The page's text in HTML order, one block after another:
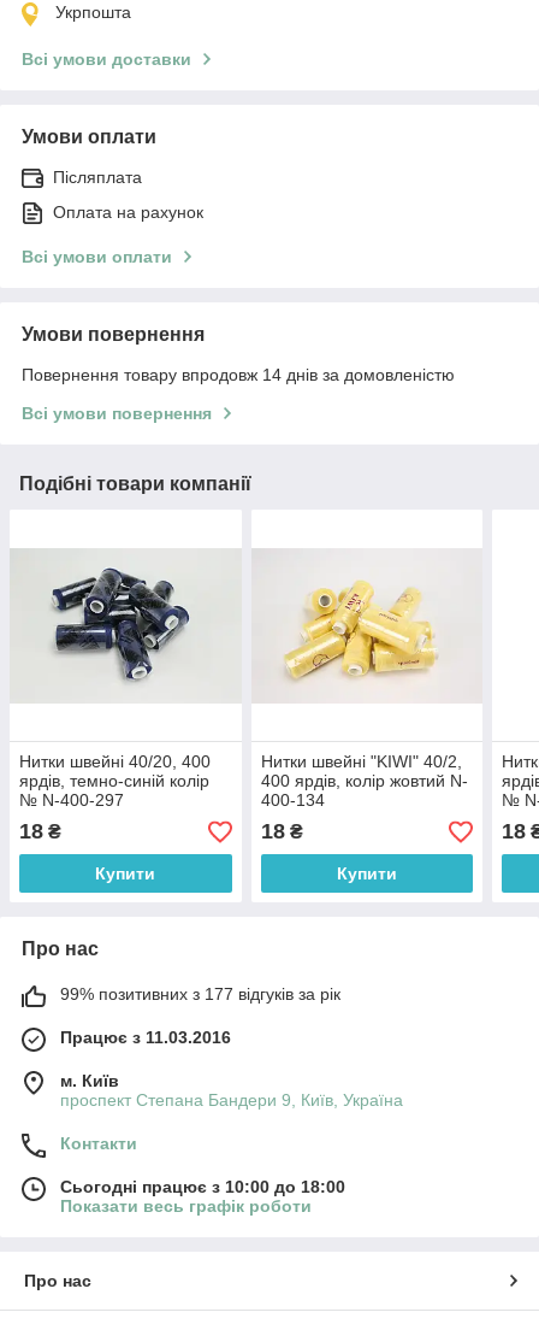
Укрпошта
Всі умови доставки
Умови оплати
Післяплата
Оплата на рахунок
Всі умови оплати
Умови повернення
Повернення товару впродовж 14 днів за домовленістю
Всі умови повернення
Подібні товари компанії
Нитки швейні 40/20, 400
ярдів, темно-синій колір
№ N-400-297
18 ₴
Купити
Нитки швейні "KIWI" 40/2,
400 ярдів, колір жовтий N-
400-134
18₴
Купити
№
18
Про нас
99% позитивних з 177 відгуків за рік
Працює з 11.03.2016
м. Київ
проспект Степана Бандери 9, Київ, Україна
Контакти
Сьогодні працює з 10:00 до 18:00
Показати весь графік роботи
Про нас